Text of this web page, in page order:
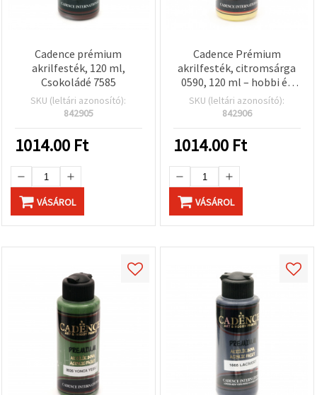
Cadence prémium
akrilfesték, 120 ml,
Csokoládé 7585
SKU (leltári azonosító):
842905
1014.00 Ft
VÁSÁROL
Cadence Prémium
akrilfesték, citromsárga
0590, 120 ml – hobbi és
kézműves projektekhez
SKU (leltári azonosító):
842906
1014.00 Ft
VÁSÁROL